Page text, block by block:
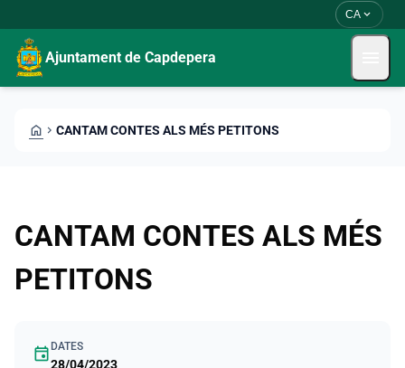
CA expand_more
Ajuntament de Capdepera
HOME CHEVRON_RIGHT CANTAM CONTES ALS MÉS PETITONS
CANTAM CONTES ALS MÉS
PETITONS
event DATES
28/04/2023